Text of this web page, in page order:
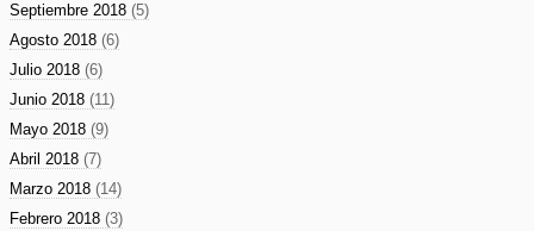
Septiembre 2018 (5)
Agosto 2018 (6)
Julio 2018 (6)
Junio 2018 (11)
Mayo 2018 (9)
Abril 2018 (7)
Marzo 2018 (14)
Febrero 2018 (3)